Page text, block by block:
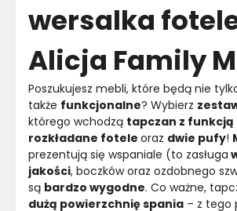
Materiał
Kolor
Kolor nóżek
Marka
Montaż
Rok produkcji
wersalka
Alicja Family
Poszukujesz mebli, które będą nie
także funkcjonalne? Wybierz
którego wchodzą tapczan z funkcją
rozkładane fotele oraz dwie pufy!
prezentują się wspaniale (to zasługa
jakości, boczków oraz ozdobnego
są bardzo wygodne. Co ważne,
dużą powierzchnię spania – z tego